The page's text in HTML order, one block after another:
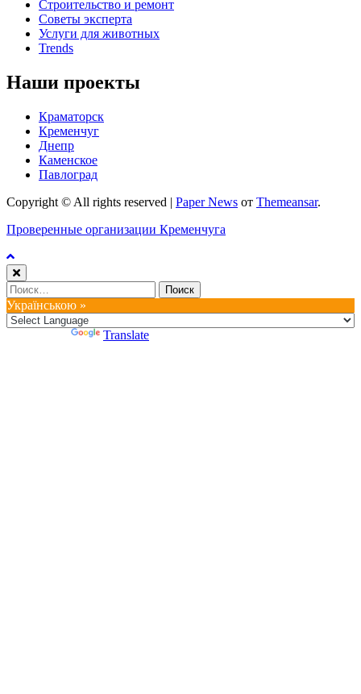
Строительство и ремонт
Советы эксперта
Услуги для животных
Trends
Наши проекты
Краматорск
Кременчуг
Днепр
Каменское
Павлоград
Copyright © All rights reserved | Paper News от Themeansar.
Проверенные организации Кременчуга
Найти:
Українською »
Translate